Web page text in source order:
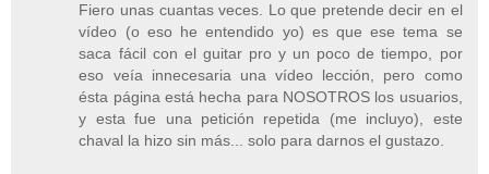
Fiero unas cuantas veces. Lo que pretende decir en el
vídeo (o eso he entendido yo) es que ese tema se
saca fácil con el guitar pro y un poco de tiempo, por
eso veía innecesaria una vídeo lección, pero como
ésta página está hecha para NOSOTROS los usuarios,
y esta fue una petición repetida (me incluyo), este
chaval la hizo sin más... solo para darnos el gustazo.